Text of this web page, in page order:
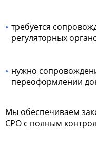
требуется
регуляторных
нужно
переоформлении
Мы обеспечиваем
СРО с полным